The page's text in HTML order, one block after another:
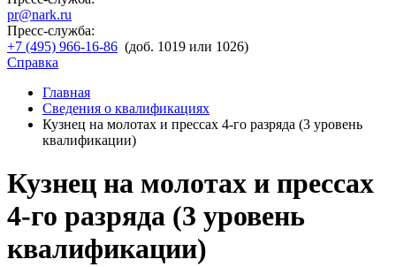
pr@nark.ru
Пресс-служба:
+7 (495) 966-16-86 (доб. 1019 или 1026)
Справка
Главная
Сведения о квалификациях
Кузнец на молотах и прессах 4-го разряда (3 уровень
квалификации)
Кузнец на молотах и прессах
4-го разряда (3 уровень
квалификации)